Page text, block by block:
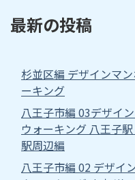
最新の投稿
杉並区編 デザインマ
ーキング
八王子市編 03デザイ
ウォーキング 八王子
駅周辺編
八王子市編 02 デザイ